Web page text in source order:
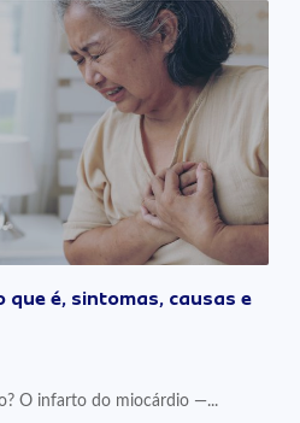
é, sintomas, causas e
O infarto do miocárdio —...